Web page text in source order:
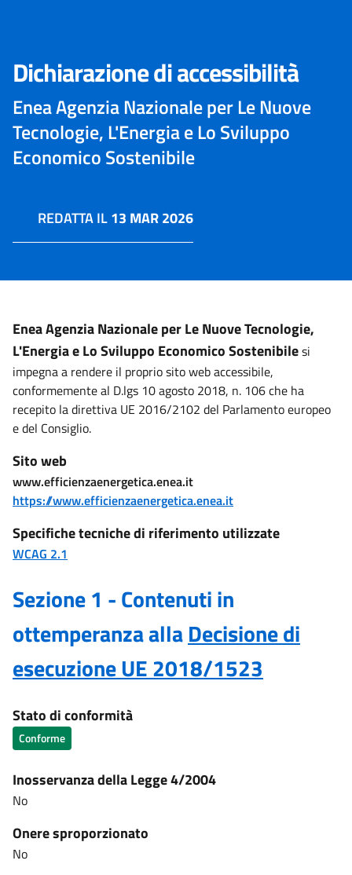
Dichiarazione di accessibilità
Enea Agenzia Nazionale per Le Nuove
Tecnologie, L'Energia e Lo Sviluppo
Economico Sostenibile
REDATTA IL13 MAR 2026
Enea Agenzia Nazionale per Le Nuove Tecnologie,
L'Energia e Lo Sviluppo Economico Sostenibilesi
impegna a rendere il proprio sito web accessibile,
conformemente al D.lgs 10 agosto 2018, n. 106 che ha
recepito la direttiva UE 2016/2102 del Parlamento europeo
e del Consiglio.
Sito web
www.efficienzaenergetica.enea.it
https://www.efficienzaenergetica.enea.it
Specifiche tecniche di riferimento utilizzate
WCAG 2.1
Sezione 1 - Contenuti in
ottemperanza allaDecisione di
esecuzione UE 2018/1523
Stato di conformità
Conforme
Inosservanza della Legge 4/2004
No
Onere sproporzionato
No